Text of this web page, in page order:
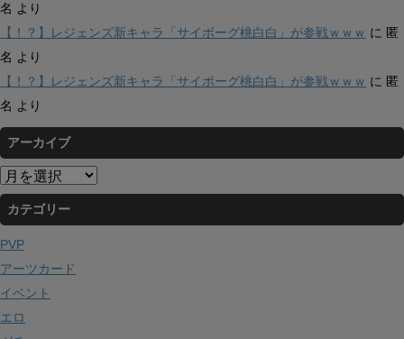
名 より
【！？】レジェンズ新キャラ「サイボーグ桃白白」が参戦ｗｗｗ に 匿
名 より
【！？】レジェンズ新キャラ「サイボーグ桃白白」が参戦ｗｗｗ に 匿
名 より
アーカイブ
ア
ー
カ
イ
ブ
カテゴリー
PVP
アーツカード
イベント
エロ